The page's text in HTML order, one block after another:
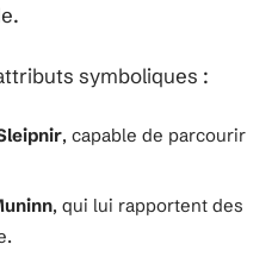
symboliques :
, capable de parcourir
, qui lui rapportent des